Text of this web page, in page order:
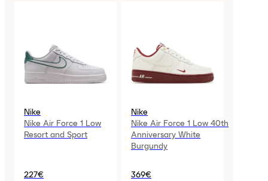
Nike
Nike Air Force 1 Low
Resort and Sport
227€
Nike
Nike Air Force 1 Low 40th
Anniversary White
Burgundy
369€